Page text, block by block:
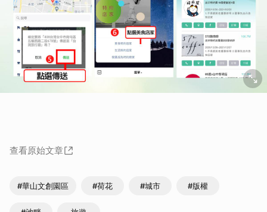
查看原始文章
#華山文創園區 #荷花 #城市 #版權